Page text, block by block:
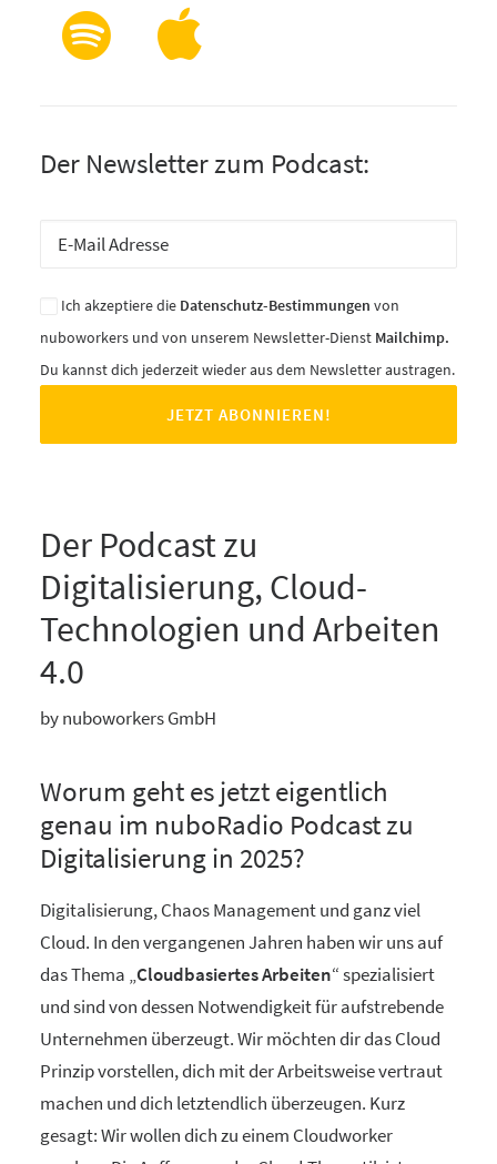
Der Newsletter zum Podcast:
Ich akzeptiere die Datenschutz-Bestimmungen von
nuboworkers und von unserem Newsletter-Dienst Mailchimp.
Du kannst dich jederzeit wieder aus dem Newsletter austragen.
Der Podcast zu
Digitalisierung, Cloud-
Technologien und Arbeiten
4.0
by nuboworkers GmbH
Worum geht es jetzt eigentlich
genau im nuboRadio Podcast zu
Digitalisierung in 2025?
Digitalisierung, Chaos Management und ganz viel
Cloud. In den vergangenen Jahren haben wir uns auf
das Thema „Cloudbasiertes Arbeiten“ spezialisiert
und sind von dessen Notwendigkeit für aufstrebende
Unternehmen überzeugt. Wir möchten dir das Cloud
Prinzip vorstellen, dich mit der Arbeitsweise vertraut
machen und dich letztendlich überzeugen. Kurz
gesagt: Wir wollen dich zu einem Cloudworker